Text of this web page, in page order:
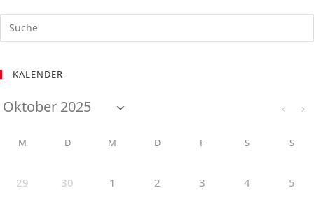
KALENDER
M D M D F S S
29 30 1 2 3 4 5